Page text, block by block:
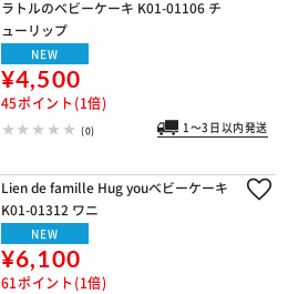
ラトルのベビーケーキ K01-01106 チ
ューリップ
NEW
¥4,500
45ポイント(1倍)
(0) 1～3日以内発送
Lien de famille Hug youベビーケーキ
K01-01312 ワニ
NEW
¥6,100
61ポイント(1倍)